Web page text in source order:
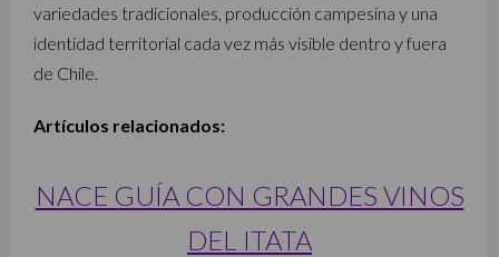
variedades tradicionales, producción campesina y una
identidad territorial cada vez más visible dentro y fuera
de Chile.
Artículos relacionados:
NACE GUÍA CON GRANDES VINOS
DEL ITATA